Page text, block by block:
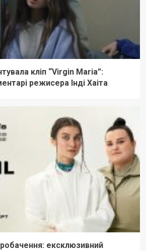
кліп “Virgin Maria”:
режисера Інді Хаіта
ексклюзивний